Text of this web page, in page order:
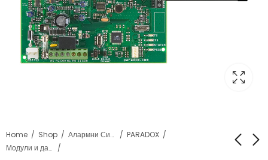
Home Shop Алармни Системи
PARADOX
Модули и далечински управувачи